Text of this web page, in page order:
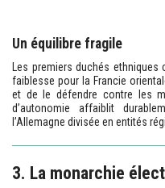
Un équilibre fragile
Les premiers duchés
faiblesse pour la Francie
et de le défendre contre les
d’autonomie affaiblit
l’Allemagne divisée en entités
3. La monarchie